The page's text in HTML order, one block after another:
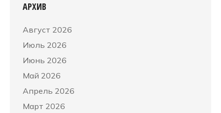
АРХИВ
Август 2026
Июль 2026
Июнь 2026
Май 2026
Апрель 2026
Март 2026